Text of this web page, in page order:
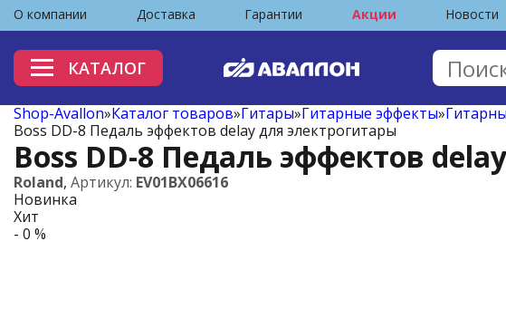
О компании Доставка Гарантии Акции Новости
КАТАЛОГ
Shop-Avallon»Каталог товаров»Гитары»Гитарные эффекты»
Boss DD-8 Педаль эффектов delay для электрогитары
Boss DD-8 Педаль эффектов
Roland, Артикул: EV01BX06616
Новинка
Хит
- 0 %